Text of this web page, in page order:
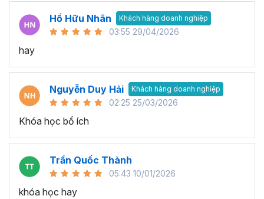
Hồ Hữu Nhân Khách hàng doanh nghiệp
03:55 29/04/2026
hay
Nguyễn Duy Hải Khách hàng doanh nghiệp
02:25 25/03/2026
Khóa học bổ ích
Trần Quốc Thành
05:43 10/01/2026
khóa học hay